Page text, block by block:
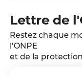
Lettre de
Restez chaque
l’ONPE
et de la